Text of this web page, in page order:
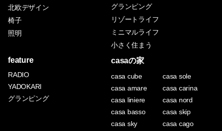
北欧デザイン
椅子
照明
グランピング
リゾートライフ
ミニマルライフ
小さく住まう
feature
RADIO
YADOKARI
グランピング
casaの家
casa cube
casa sole
casa amare
casa carina
casa liniere
casa nord
casa basso
casa skip
casa sky
casa cago